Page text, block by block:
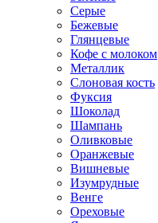
Серые
Бежевые
Глянцевые
Кофе с молоком
Металлик
Слоновая кость
Фуксия
Шоколад
Шампань
Оливковые
Оранжевые
Вишневые
Изумрудные
Венге
Ореховые